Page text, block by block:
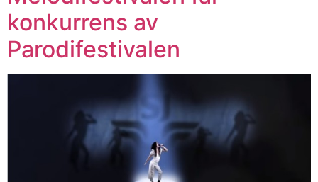
konkurrens av
Parodifestivalen